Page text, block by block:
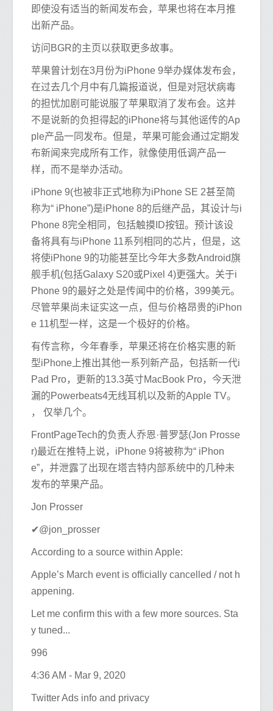
即使没有适当的新闻发布会，苹果也将在本月推
出新产品。
访问BGR的主页以获取更多故事。
苹果曾计划在3月份为iPhone 9举办媒体发布会，
在过去几个月中有几篇报道说，但是对冠状病毒
的担忧加剧可能说服了苹果取消了发布会。这并
不是说新的负担得起的iPhone将与其他谣传的Ap
ple产品一同发布。但是，苹果可能会通过定期发
布新闻来完成所有工作，就像使用低调产品一
样，而不是举办活动。
iPhone 9(也被非正式地称为iPhone SE 2甚至简
称为“ iPhone”)是iPhone 8的后继产品，其设计与i
Phone 8完全相同，包括触摸ID按钮。预计该设
备将具有与iPhone 11系列相同的芯片，但是，这
将使iPhone 9的功能甚至比今年大多数Android旗
舰手机(包括Galaxy S20或Pixel 4)更强大。关于i
Phone 9的最好之处是传闻中的价格，399美元。
尽管苹果尚未证实这一点，但与价格昂贵的iPhon
e 11机型一样，这是一个极好的价格。
有传言称，今年春季，苹果还将在价格实惠的新
型iPhone上推出其他一系列新产品，包括新一代i
Pad Pro，更新的13.3英寸MacBook Pro，今天泄
漏的Powerbeats4无线耳机以及新的Apple TV。
， 仅举几个。
FrontPageTech的负责人乔恩·普罗瑟(Jon Prosse
r)最近在推特上说，iPhone 9将被称为“ iPhon
e”，并泄露了出现在塔吉特内部系统中的几种未
发布的苹果产品。
Jon Prosser
✔@jon_prosser
According to a source within Apple:
Apple’s March event is officially cancelled / not h
appening.
Let me confirm this with a few more sources. Sta
y tuned...
996
4:36 AM - Mar 9, 2020
Twitter Ads info and privacy